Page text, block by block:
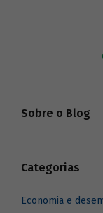
Sobre o Blog
Categorias
Economia e